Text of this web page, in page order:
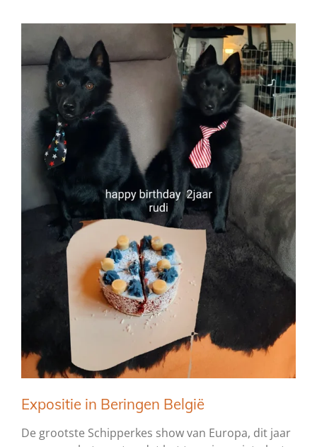
Expositie in Beringen België
De grootste Schipperkes show van Europa, dit jaar